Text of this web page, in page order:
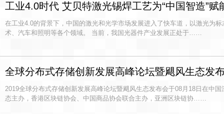
工业4.0时代 艾贝特激光锡焊工艺为“中国智造”赋
在工业4.0的背景下，中国的激光和光学市场发展进入了快车道，以激光为
术、汽车和照明等各个领域。 当前，我国光器件产业发展正处于……
全球分布式存储创新发展高峰论坛暨飓风生态发
2019全球分布式存储创新发展高峰论坛暨飓风生态发布会于08月18日在中
态主办，香港区块链协会、中国商品协会联合主办，亚洲区块链协……